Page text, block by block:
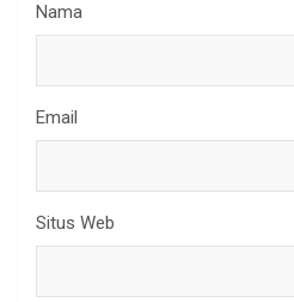
Nama
Email
Situs Web